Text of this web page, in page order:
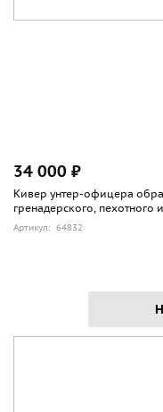
34 000 ₽
Кивер унтер-офицера
гренадерского, пехотного
Артикул: 64832